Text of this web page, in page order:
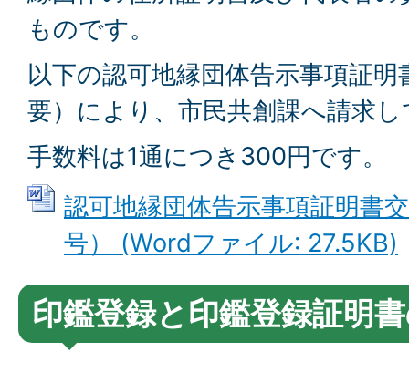
ものです。
以下の認可地縁団体告示事項証
要）により、市民共創課へ請求
手数料は1通につき300円です。
認可地縁団体告示事項証明書
号） (Wordファイル: 27.5KB)
印鑑登録と印鑑登録証明